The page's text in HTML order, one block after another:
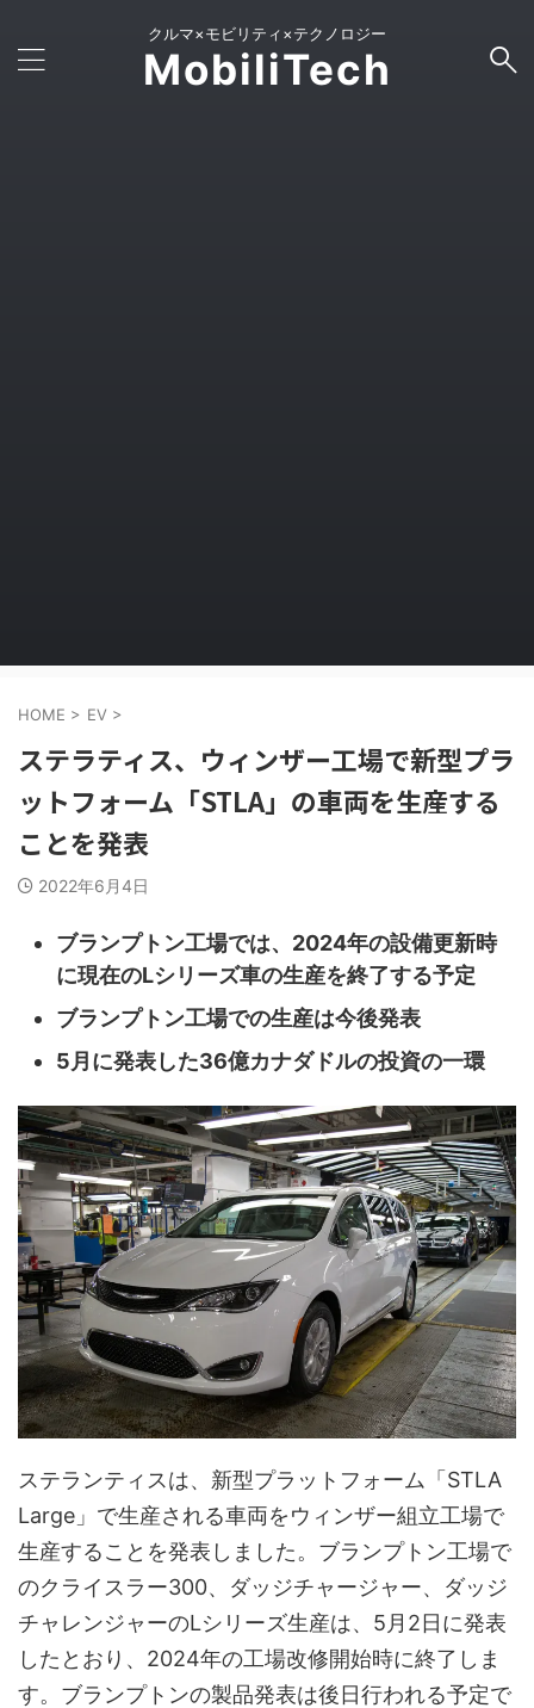
クルマ×モビリティ×テクノロジー
MobiliTech
HOME > EV >
ステラティス、ウィンザー工場で新型プラ
ットフォーム「STLA」の車両を生産する
ことを発表
2022年6月4日
ブランプトン工場では、2024年の設備更新時
に現在のLシリーズ車の生産を終了する予定
ブランプトン工場での生産は今後発表
5月に発表した36億カナダドルの投資の一環
ステランティスは、新型プラットフォーム「STLA
Large」で生産される車両をウィンザー組立工場で
生産することを発表しました。ブランプトン工場で
のクライスラー300、ダッジチャージャー、ダッジ
チャレンジャーのLシリーズ生産は、5月2日に発表
したとおり、2024年の工場改修開始時に終了しま
す。ブランプトンの製品発表は後日行われる予定で